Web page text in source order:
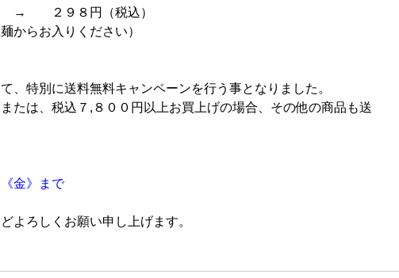
→ ２９８円（税込）
からお入りください）
、特別に送料無料キャンペーンを行う事となりました。
たは、税込７,８００円以上お買上げの場合、その他の商品も送
金》まで
よろしくお願い申し上げます。